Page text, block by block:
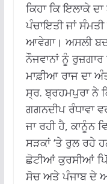
ਕਿਹਾ ਕਿ ਇਲਾਕੇ
ਪੰਚਾਇਤੀ ਜਾਂ
ਆਵੇਗਾ। ਅਸਲੀ
ਨੌਜਵਾਨਾਂ ਨੂੰ
ਮਾਫ਼ੀਆ ਰਾਜ ਦਾ
ਸ੍ਰ. ਬ੍ਰਹਮਪੁਰਾ ਨੇ
ਗਗਨਦੀਪ ਰੰਧਾਵਾ
ਜਾ ਰਹੀ ਹੈ, ਕਾਨੂੰਨ
ਸੜਕਾਂ ‘ਤੇ ਰੁਲ ਰਹੇ
ਛੋਟੀਆਂ ਕੁਰਸੀਆਂ
ਸੋਚ ਅਤੇ ਪੰਜਾਬ ਦੇ